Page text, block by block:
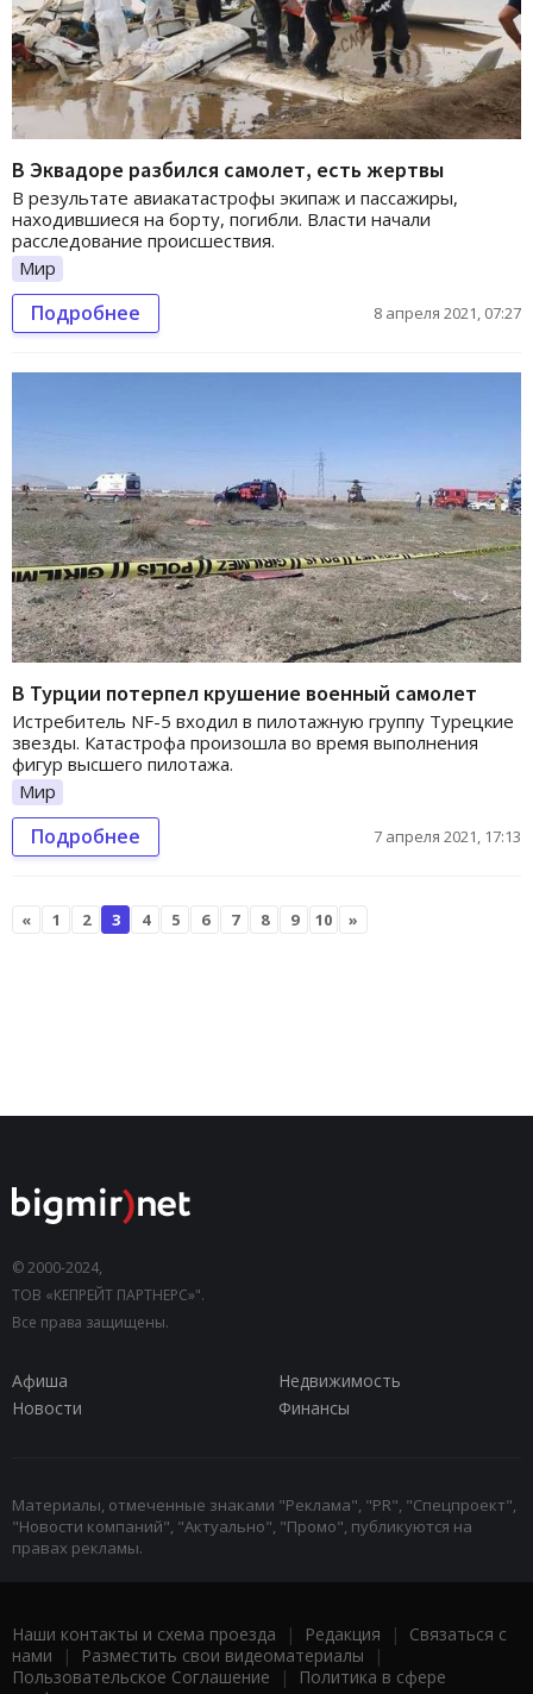
В Эквадоре разбился самолет, есть жертвы
В результате авиакатастрофы экипаж и пассажиры,
находившиеся на борту, погибли. Власти начали
расследование происшествия.
Мир
Подробнее 8 апреля 2021, 07:27
В Турции потерпел крушение военный самолет
Истребитель NF-5 входил в пилотажную группу Турецкие
звезды. Катастрофа произошла во время выполнения
фигур высшего пилотажа.
Мир
Подробнее 7 апреля 2021, 17:13
« 1 2 3 4 5 6 7 8 9 10 »
© 2000-2024,
ТОВ «КЕПРЕЙТ ПАРТНЕРС»".
Все права защищены.
Афиша
Недвижимость
Новости
Финансы
Материалы, отмеченные знаками "Реклама", "PR", "Спецпроект",
"Новости компаний", "Актуально", "Промо", публикуются на
правах рекламы.
Наши контакты и схема проезда | Редакция | Связаться с
нами | Разместить свои видеоматериалы |
Пользовательское Соглашение |
Политика в сфере